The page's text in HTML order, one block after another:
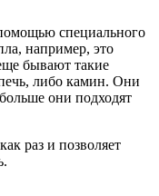
специального
например, это
бывают такие
либо камин. Они
они подходят
раз и позволяет